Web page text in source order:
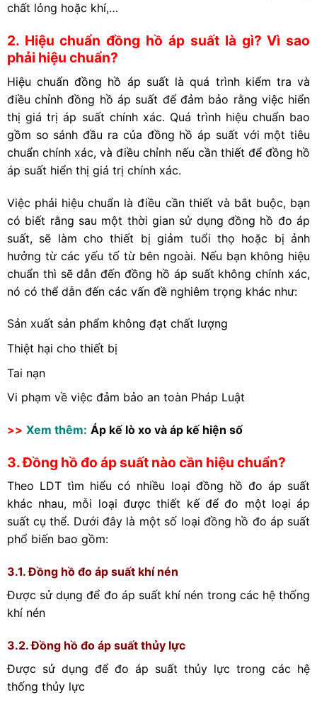
chất lỏng hoặc khí,…
2. Hiệu chuẩn đồng hồ áp suất là gì? Vì sao
phải hiệu chuẩn?
Hiệu chuẩn đồng hồ áp suất là quá trình kiểm tra và
điều chỉnh đồng hồ áp suất để đảm bảo rằng việc hiển
thị giá trị áp suất chính xác. Quá trình hiệu chuẩn bao
gồm so sánh đầu ra của đồng hồ áp suất với một tiêu
chuẩn chính xác, và điều chỉnh nếu cần thiết để đồng hồ
áp suất hiển thị giá trị chính xác.
Việc phải hiệu chuẩn là điều cần thiết và bắt buộc, bạn
có biết rằng sau một thời gian sử dụng đồng hồ đo áp
suất, sẽ làm cho thiết bị giảm tuổi thọ hoặc bị ảnh
hưởng từ các yếu tố từ bên ngoài. Nếu bạn không hiệu
chuẩn thì sẽ dẫn đến đồng hồ áp suất không chính xác,
nó có thể dẫn đến các vấn đề nghiêm trọng khác như:
Sản xuất sản phẩm không đạt chất lượng
Thiệt hại cho thiết bị
Tai nạn
Vi phạm về việc đảm bảo an toàn Pháp Luật
>> Xem thêm: Áp kế lò xo và áp kế hiện số
3. Đồng hồ đo áp suất nào cần hiệu chuẩn?
Theo LDT tìm hiểu có nhiều loại đồng hồ đo áp suất
khác nhau, mỗi loại được thiết kế để đo một loại áp
suất cụ thể. Dưới đây là một số loại đồng hồ đo áp suất
phổ biến bao gồm:
3.1. Đồng hồ đo áp suất khí nén
Được sử dụng để đo áp suất khí nén trong các hệ thống
khí nén
3.2. Đồng hồ đo áp suất thủy lực
Được sử dụng để đo áp suất thủy lực trong các hệ
thống thủy lực